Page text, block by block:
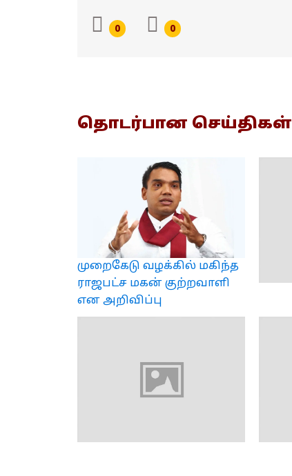
0 0
தொடர்பான செய்திகள்
முறைகேடு வழக்கில் மகிந்த
ராஜபட்ச மகன் குற்றவாளி
என அறிவிப்பு